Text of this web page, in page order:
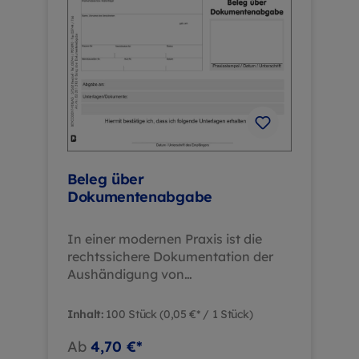
Verwendungszwecke: Freistellung
vom Schulunterricht, Schul-Sport
und Arbeitsunfähigkeit Stempelfeld:
Für Praxis- oder Lehrerstempel
integriert Papierqualität:
Hochwertiges Papier für
professionelle Handhabung
Exklusive: Nur für medizinische
Fachkreise Dieses Produkt können
Fachkreisen bestellen!
Beleg über
Dokumentenabgabe
In einer modernen Praxis ist die
rechtssichere Dokumentation der
Aushändigung von
Der "Beleg über
DIN A6-Format bietet eine
Inhalt: 100 Stück(0,05 €* / 1 Stück)
Ab 4,70 €*